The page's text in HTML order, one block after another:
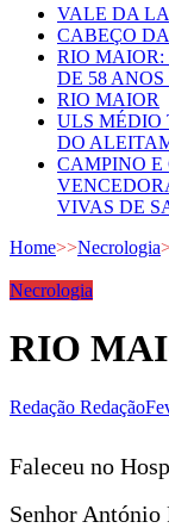
VALE DA
CABEÇO
RIO MAIOR:
DE 58
RIO MAIOR
ULS MÉDIO
DO
CAMPINO E
VIVAS DE
Home>>Necrologia
Necrologia
RIO
Redação Redação
Faleceu no
Senhor António